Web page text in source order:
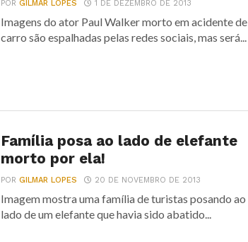
PORGILMAR LOPES 1 DE DEZEMBRO DE 2013
Imagens do ator Paul Walker morto em acidente de
carro são espalhadas pelas redes sociais, mas será...
Família posa ao lado de elefante
morto por ela!
PORGILMAR LOPES 20 DE NOVEMBRO DE 2013
Imagem mostra uma família de turistas posando ao
lado de um elefante que havia sido abatido...